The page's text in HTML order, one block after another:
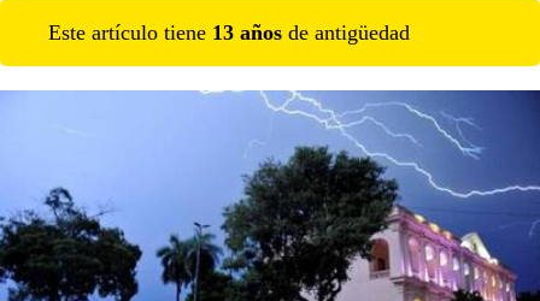
Este artículo tiene 13 años de antigüedad